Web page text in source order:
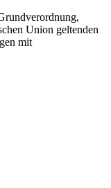
Union geltenden
mit